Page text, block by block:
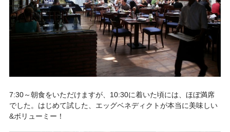
7:30～朝食をいただけますが、10:30に着いた頃には、ほぼ満席
でした。はじめて試した、エッグベネディクトが本当に美味しい
&ボリューミー！